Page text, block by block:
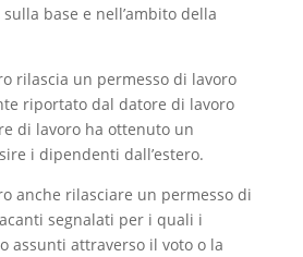
base e nell’ambito della
rilascia un permesso di lavoro
riportato dal datore di lavoro
di lavoro ha ottenuto un
i dipendenti dall’estero.
anche rilasciare un permesso di
segnalati per i quali i
assunti attraverso il voto o la